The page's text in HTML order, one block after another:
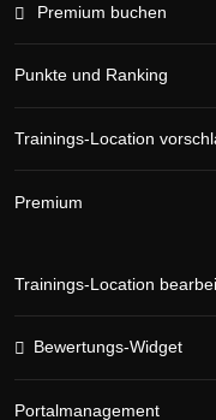
Premium buchen
Punkte und Ranking
Trainings-Location
Premium
Trainings-Location
Bewertungs-Widget
Portalmanagement